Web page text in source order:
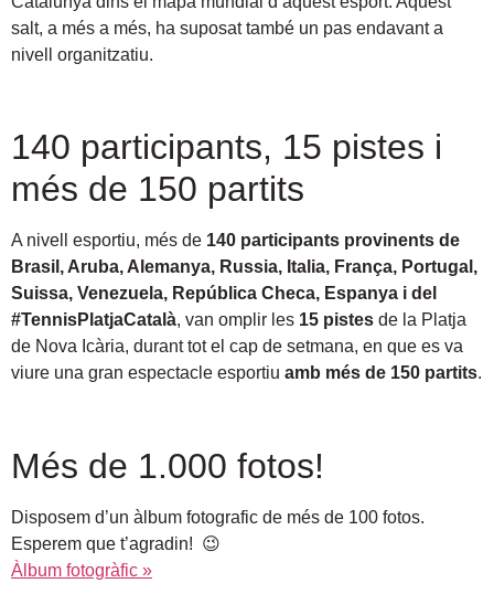
salt, a més a més, ha suposat també un pas endavant a
nivell organitzatiu.
140 participants, 15 pistes i
més de 150 partits
A nivell esportiu, més de 140 participants provinents de
Brasil, Aruba, Alemanya, Russia, Italia, França, Portugal,
Suissa, Venezuela, República Checa, Espanya i del
#TennisPlatjaCatalà, van omplir les 15 pistes de la Platja
de Nova Icària, durant tot el cap de setmana, en que es va
viure una gran espectacle esportiu amb més de 150 partits.
Més de 1.000 fotos!
Disposem d’un àlbum fotografic de més de 100 fotos.
Esperem que t’agradin! 😉
Àlbum fotogràfic »